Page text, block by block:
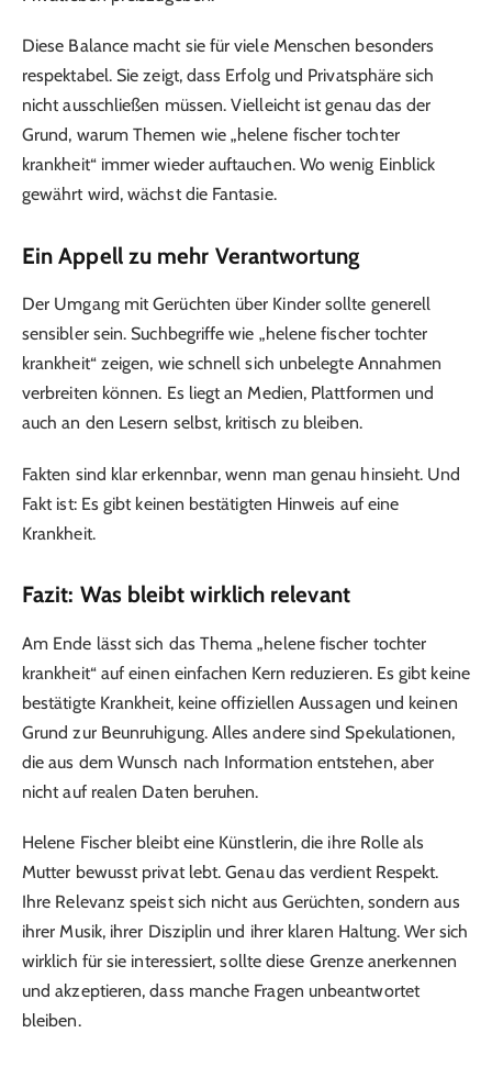
Diese Balance macht sie für viele Menschen besonders
respektabel. Sie zeigt, dass Erfolg und Privatsphäre sich
nicht ausschließen müssen. Vielleicht ist genau das der
Grund, warum Themen wie „helene fischer tochter
krankheit“ immer wieder auftauchen. Wo wenig Einblick
gewährt wird, wächst die Fantasie.
Ein Appell zu mehr Verantwortung
Der Umgang mit Gerüchten über Kinder sollte generell
sensibler sein. Suchbegriffe wie „helene fischer tochter
krankheit“ zeigen, wie schnell sich unbelegte Annahmen
verbreiten können. Es liegt an Medien, Plattformen und
auch an den Lesern selbst, kritisch zu bleiben.
Fakten sind klar erkennbar, wenn man genau hinsieht. Und
Fakt ist: Es gibt keinen bestätigten Hinweis auf eine
Krankheit.
Fazit: Was bleibt wirklich relevant
Am Ende lässt sich das Thema „helene fischer tochter
krankheit“ auf einen einfachen Kern reduzieren. Es gibt keine
bestätigte Krankheit, keine offiziellen Aussagen und keinen
Grund zur Beunruhigung. Alles andere sind Spekulationen,
die aus dem Wunsch nach Information entstehen, aber
nicht auf realen Daten beruhen.
Helene Fischer bleibt eine Künstlerin, die ihre Rolle als
Mutter bewusst privat lebt. Genau das verdient Respekt.
Ihre Relevanz speist sich nicht aus Gerüchten, sondern aus
ihrer Musik, ihrer Disziplin und ihrer klaren Haltung. Wer sich
wirklich für sie interessiert, sollte diese Grenze anerkennen
und akzeptieren, dass manche Fragen unbeantwortet
bleiben.